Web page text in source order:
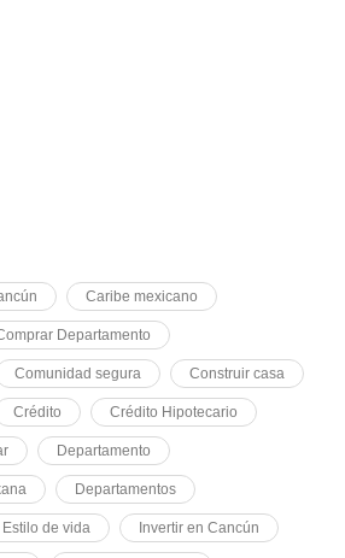
Caribe mexicano
Departamento
Comunidad segura Construir casa
Crédito Crédito Hipotecario
Departamento
Departamentos
Estilo de vida Invertir en Cancún